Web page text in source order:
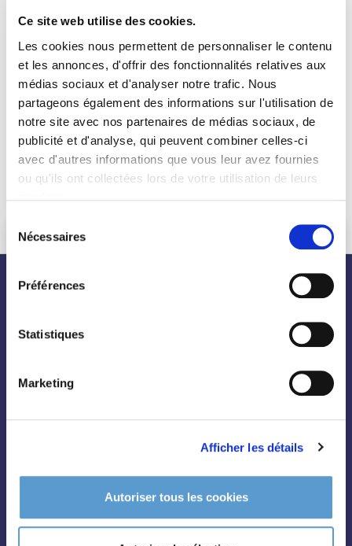
Ce site web utilise des cookies.
Les cookies nous permettent de personnaliser le contenu
et les annonces, d'offrir des fonctionnalités relatives aux
médias sociaux et d'analyser notre trafic. Nous
partageons également des informations sur l'utilisation de
notre site avec nos partenaires de médias sociaux, de
publicité et d'analyse, qui peuvent combiner celles-ci
avec d'autres informations que vous leur avez fournies
ou qu'ils ont collectées lors de votre utilisation de leurs
consentement
Nécessaires
Préférences
Statistiques
Marketing
Afficher les détails
Autoriser tous les cookies
nos plantes
Arbres